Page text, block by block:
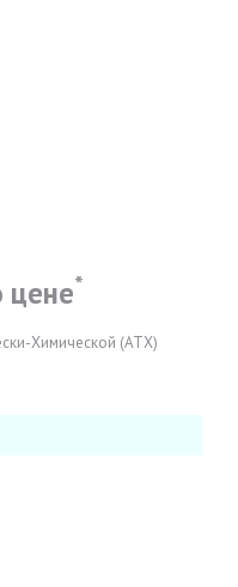
цене*
Химической (АТХ)